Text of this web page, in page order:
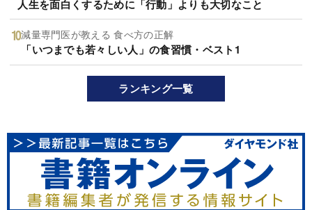
人生を面白くするために「行動」よりも大切なこと
減量専門医が教える 食べ方の正解
「いつまでも若々しい人」の食習慣・ベスト1
ランキング一覧